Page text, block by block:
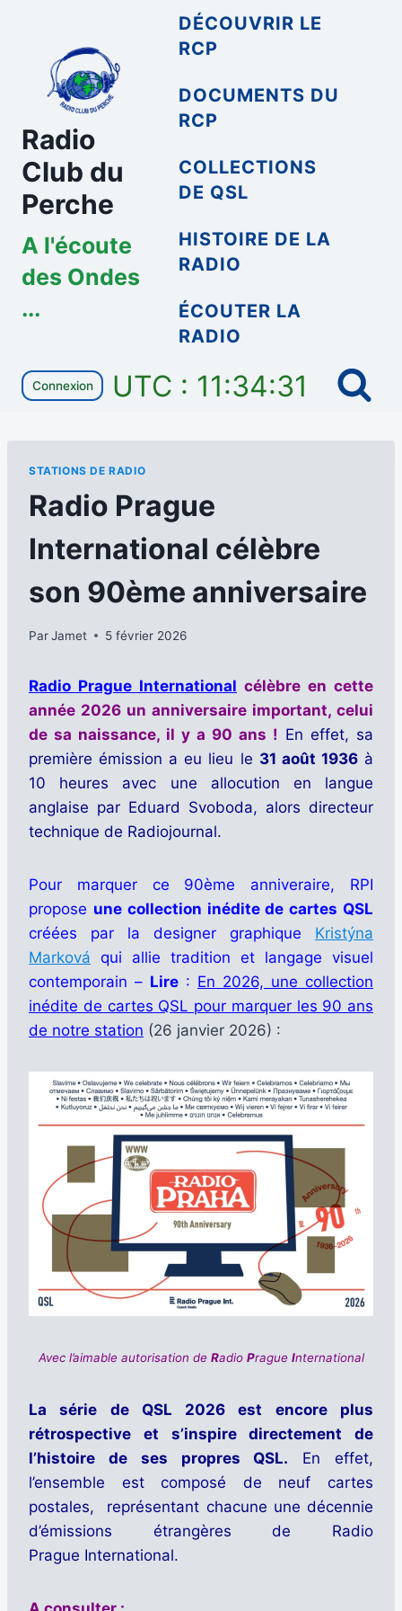
contenu
Radio
Club du
Perche
A l'écoute
des Ondes
...
DÉCOUVRIR LE
RCP
DOCUMENTS DU
RCP
COLLECTIONS
DE QSL
HISTOIRE DE LA
RADIO
ÉCOUTER LA
RADIO
Connexion UTC : 11:34:32
STATIONS DE RADIO
Radio Prague
International célèbre
son 90ème anniversaire
ParJamet 5 février 2026
Radio Prague International célèbre en cette
année 2026 un anniversaire important, celui
de sa naissance, il y a 90 ans ! En effet, sa
première émission a eu lieu le 31 août 1936à
10 heures avec une allocution en langue
anglaise par Eduard Svoboda, alors directeur
technique de Radiojournal.
Pour marquer ce 90ème anniveraire, RPI
propose une collection inédite de cartes QSL
créées par la designer graphique Kristýna
Marková qui allie tradition et langage visuel
contemporain – Lire : En 2026, une collection
inédite de cartes QSL pour marquer les 90 ans
de notre station (26 janvier 2026) :
Avec l’aimable autorisation de Radio Prague International
La série de QSL 2026 est encore plus
rétrospective et s’inspire directement de
l’histoire de ses propres QSL. En effet,
l’ensemble est composé de neuf cartes
postales, représentant chacune une décennie
d’émissions étrangères de Radio
Prague International.